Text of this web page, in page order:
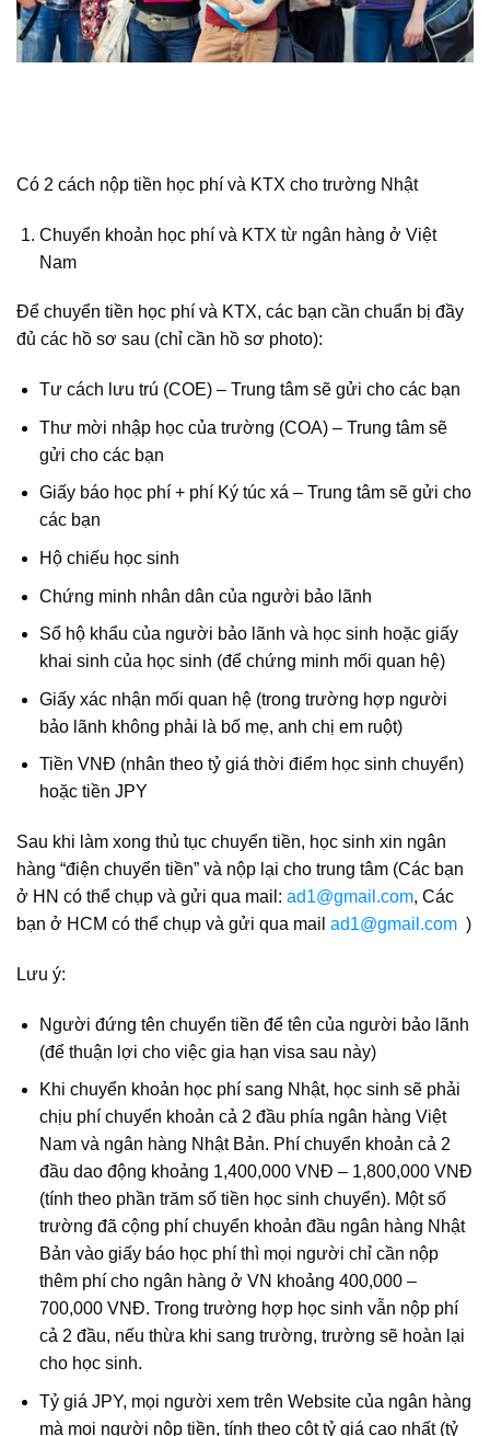
Có 2 cách nộp tiền học phí và KTX cho trường Nhật
Chuyển khoản học phí và KTX từ ngân hàng ở Việt
Nam
Để chuyển tiền học phí và KTX, các bạn cần chuẩn bị đầy
đủ các hồ sơ sau (chỉ cần hồ sơ photo):
Tư cách lưu trú (COE) – Trung tâm sẽ gửi cho các bạn
Thư mời nhập học của trường (COA) – Trung tâm sẽ
gửi cho các bạn
Giấy báo học phí + phí Ký túc xá – Trung tâm sẽ gửi cho
các bạn
Hộ chiếu học sinh
Chứng minh nhân dân của người bảo lãnh
Sổ hộ khẩu của người bảo lãnh và học sinh hoặc giấy
khai sinh của học sinh (để chứng minh mối quan hệ)
Giấy xác nhận mối quan hệ (trong trường hợp người
bảo lãnh không phải là bố mẹ, anh chị em ruột)
Tiền VNĐ (nhân theo tỷ giá thời điểm học sinh chuyển)
hoặc tiền JPY
Sau khi làm xong thủ tục chuyển tiền, học sinh xin ngân
hàng “điện chuyển tiền” và nộp lại cho trung tâm (Các bạn
ở HN có thể chụp và gửi qua mail: ad1@gmail.com, Các
bạn ở HCM có thể chụp và gửi qua mail ad1@gmail.com )
Lưu ý:
Người đứng tên chuyển tiền để tên của người bảo lãnh
(để thuận lợi cho việc gia hạn visa sau này)
Khi chuyển khoản học phí sang Nhật, học sinh sẽ phải
chịu phí chuyển khoản cả 2 đầu phía ngân hàng Việt
Nam và ngân hàng Nhật Bản. Phí chuyển khoản cả 2
đầu dao động khoảng 1,400,000 VNĐ – 1,800,000 VNĐ
(tính theo phần trăm số tiền học sinh chuyển). Một số
trường đã cộng phí chuyển khoản đầu ngân hàng Nhật
Bản vào giấy báo học phí thì mọi người chỉ cần nộp
thêm phí cho ngân hàng ở VN khoảng 400,000 –
700,000 VNĐ. Trong trường hợp học sinh vẫn nộp phí
cả 2 đầu, nếu thừa khi sang trường, trường sẽ hoàn lại
cho học sinh.
Tỷ giá JPY, mọi người xem trên Website của ngân hàng
mà mọi người nộp tiền, tính theo cột tỷ giá cao nhất (tỷ